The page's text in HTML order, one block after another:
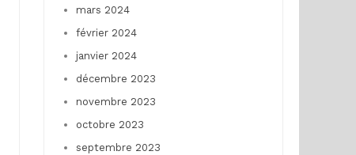
mars 2024
février 2024
janvier 2024
décembre 2023
novembre 2023
octobre 2023
septembre 2023